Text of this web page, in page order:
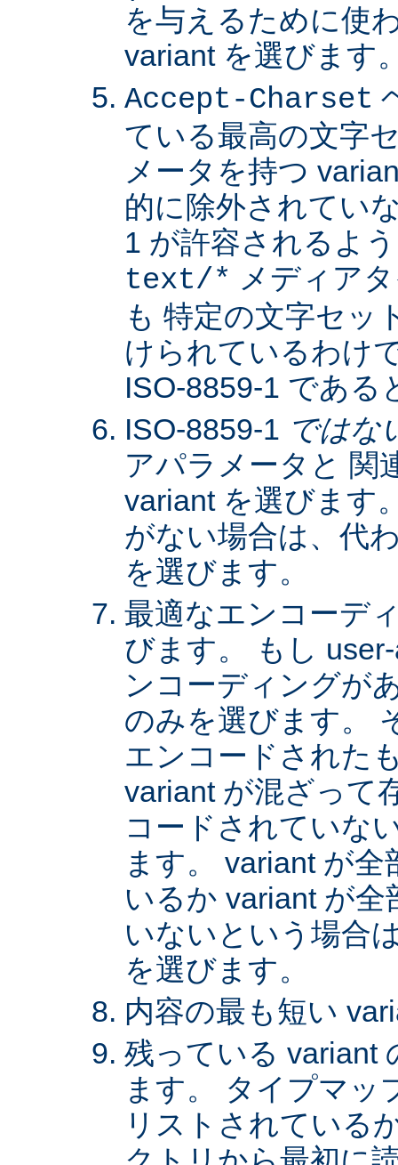
を与えるために使
variant を選びます
Accept-Charset
ている最高の文字
メータを持つ
的に除外されてい
1 が許容されるよ
text/* メディア
も 特定の文字セッ
けられているわけ
ISO-8859-1 である
ISO-8859-1 ではな
アパラメータと 関
variant を選びます
がない場合は、代
を選びます。
最適なエンコーデ
びます。 もし
ンコーディングが
のみを選びます。
エンコードされた
variant が混ざって
コードされていな
ます。 variant が
いるか variant が
いないという場合
を選びます。
内容の最も短い
残っている variant
ます。 タイプマッ
リストされている